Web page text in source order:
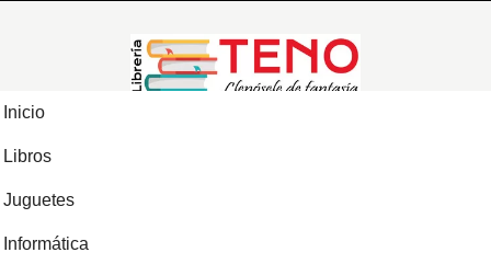
Inicio
Libros
Juguetes
Informática